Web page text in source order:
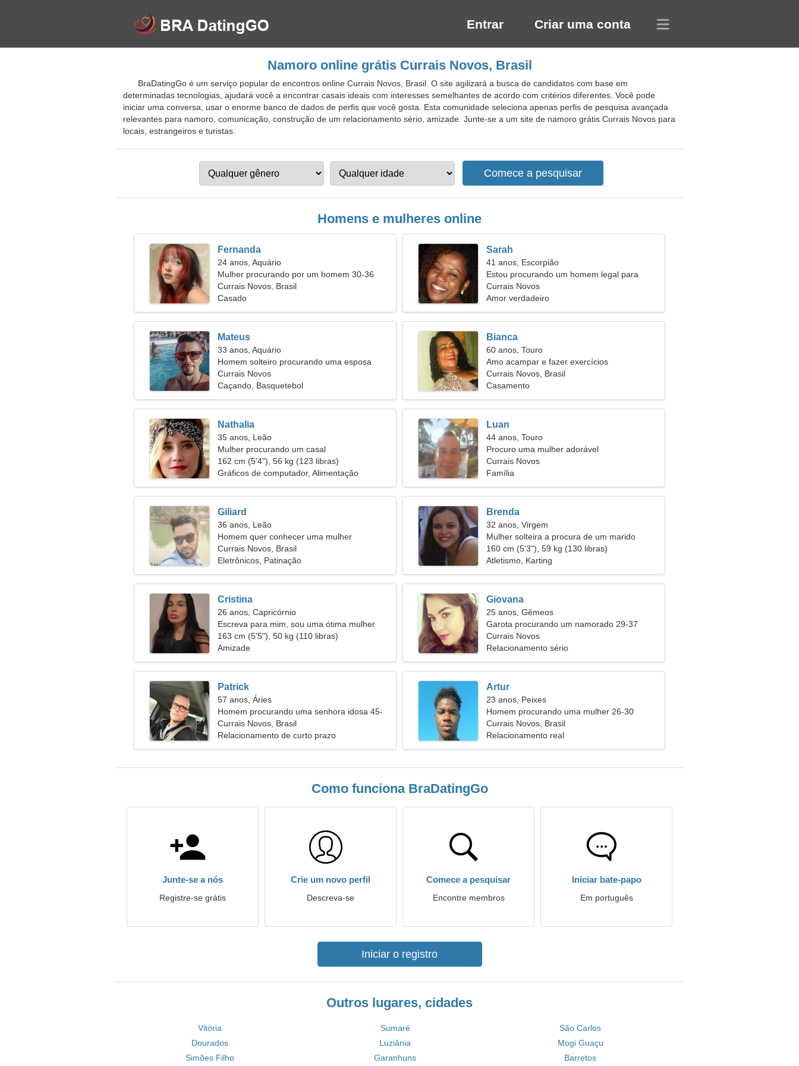
Entrar Criar uma conta
Namoro online grátis Currais Novos, Brasil
BraDatingGo é um serviço popular de encontros online Currais Novos, Brasil. O site agilizará a busca de candidatos com base em
determinadas tecnologias, ajudará você a encontrar casais ideais com interesses semelhantes de acordo com critérios diferentes. Você pode
iniciar uma conversa, usar o enorme banco de dados de perfis que você gosta. Esta comunidade seleciona apenas perfis de pesquisa avançada
relevantes para namoro, comunicação, construção de um relacionamento sério, amizade. Junte-se a um site de namoro grátis Currais Novos para
locais, estrangeiros e turistas.
Homens e mulheres online
Fernanda
24 anos, Aquário
Mulher procurando por um homem 30-36
Currais Novos, Brasil
Casado
Sarah
41 anos, Escorpião
Estou procurando um homem legal para
romance
Currais Novos
Amor verdadeiro
Mateus
33 anos, Aquário
Homem solteiro procurando uma esposa
Currais Novos
Caçando, Basquetebol
Bianca
60 anos, Touro
Amo acampar e fazer exercícios
Currais Novos, Brasil
Casamento
Nathalia
35 anos, Leão
Mulher procurando um casal
162 cm (5'4"), 56 kg (123 libras)
Gráficos de computador, Alimentação
saudável
Luan
44 anos, Touro
Procuro uma mulher adorável
Currais Novos
Família
Giliard
36 anos, Leão
Homem quer conhecer uma mulher
Currais Novos, Brasil
Eletrônicos, Patinação
Brenda
32 anos, Virgem
Mulher solteira a procura de um marido
160 cm (5'3"), 59 kg (130 libras)
Atletismo, Karting
Cristina
26 anos, Capricórnio
Escreva para mim, sou uma ótima mulher
163 cm (5'5"), 50 kg (110 libras)
Amizade
Giovana
25 anos, Gêmeos
Garota procurando um namorado 29-37
Currais Novos
Relacionamento sério
Patrick
57 anos, Áries
Homem procurando uma senhora idosa 45-
55
Currais Novos, Brasil
Relacionamento de curto prazo
Artur
23 anos, Peixes
Homem procurando uma mulher 26-30
Currais Novos, Brasil
Relacionamento real
Como funciona BraDatingGo
Junte-se a nós
Registre-se grátis
Crie um novo perfil
Descreva-se
Comece a pesquisar
Encontre membros
Iniciar bate-papo
Em português
Iniciar o registro
Outros lugares, cidades
Vitória Sumaré
São Carlos
Dourados
Luziânia
Mogi Guaçu
Simões Filho
Garanhuns Barretos